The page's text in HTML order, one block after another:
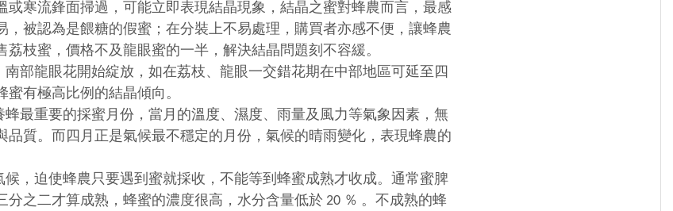
或寒流鋒面掃過，可能立即表現結晶現象，結晶之蜜對蜂農而言，最感
，被認為是餵糖的假蜜；在分裝上不易處理，購買者亦感不便，讓蜂農
荔枝蜜，價格不及龍眼蜜的一半，解決結晶問題刻不容緩。
部龍眼花開始綻放，如在荔枝、龍眼一交錯花期在中部地區可延至四
蜜有極高比例的結晶傾向。
最重要的採蜜月份，當月的溫度、濕度、雨量及風力等氣象因素，無
品質。而四月正是氣候最不穩定的月份，氣候的晴雨變化，表現蜂農的
，迫使蜂農只要遇到蜜就採收，不能等到蜂蜜成熟才收成。通常蜜脾
分之二才算成熟，蜂蜜的濃度很高，水分含量低於 20 ％ 。不成熟的蜂